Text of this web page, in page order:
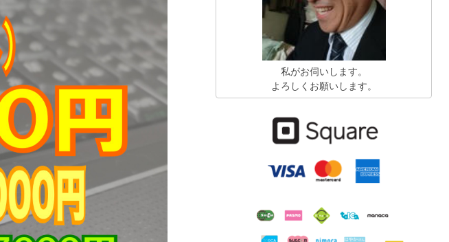
私がお伺いします。
よろしくお願いします。